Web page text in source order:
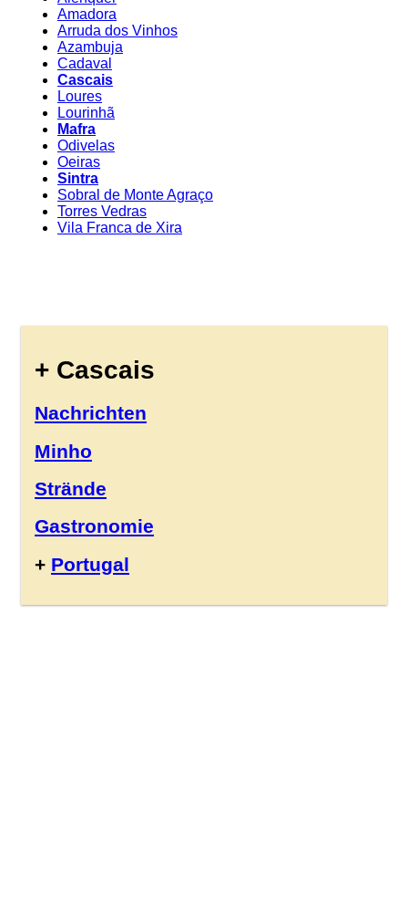
Amadora
Arruda dos Vinhos
Azambuja
Cadaval
Cascais
Loures
Lourinhã
Mafra
Odivelas
Oeiras
Sintra
Sobral de Monte Agraço
Torres Vedras
Vila Franca de Xira
+ Cascais
Nachrichten
Minho
Strände
Gastronomie
+ Portugal